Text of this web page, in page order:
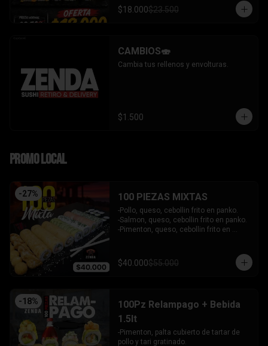
wantan.
-kanikama, palta envuelto en sesamo.
gratinado.
+ 2 arrollado primavera.
$18.000$23.500
CAMBIOS🍣
Cambia tus rellenos y envolturas.
$1.500
PROMO LOCAL
-27% 100 PIEZAS MIXTAS
-Pollo, queso, cebollin frito en panko.
-Salmon, queso, cebollin frito en panko.
-Pimenton, queso, cebollin frito en
-Camaron furai, queso, cebollin
envuelto en palta.
salmon.
-Hosomaki de kanikama.
- 5 Gyosas fritas + 5 bolitas de queso.
INCLUYE: 6 SALSAS - 5 PALITOS
$40.000$55.000
-18%
100Pz Relampago + Bebida
1.5lt
-Pimenton, palta cubierto de tartar de
pollo y tari gratinado.